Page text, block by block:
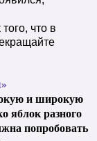
того, что в
и широкую
яблок разного
попробовать